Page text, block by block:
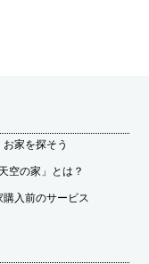
お家を探そう
天空の家」とは？
購入前のサービス